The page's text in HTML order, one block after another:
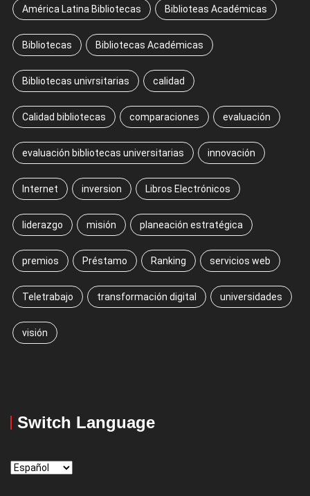
América Latina Bibliotecas Biblioteas Académicas
Bibliotecas Bibliotecas Académicas
Bibliotecas univrsitarias calidad
Calidad bibliotecas comparaciones evaluación
evaluación bibliotecas universitarias innovación
Internet inversion Libros Electrónicos
liderazgo misión planeación estratégica
premios Préstamo Ranking servicios web
Teletrabajo transformación digital universidades
visión
Switch Language
Switch